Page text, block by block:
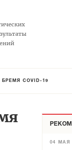
COVID-19
04 МАЯ